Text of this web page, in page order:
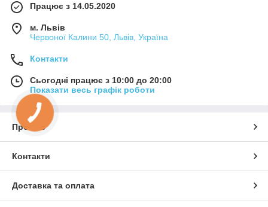
Працює з 14.05.2020
м. Львів
Червоної Калини 50, Львів, Україна
Контакти
Сьогодні працює з 10:00 до 20:00
Показати весь графік роботи
Про нас
Контакти
Доставка та оплата